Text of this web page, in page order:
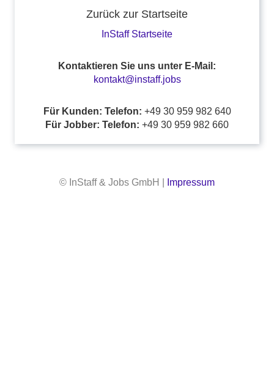
Zurück zur Startseite
InStaff Startseite
Kontaktieren Sie uns unter E-Mail:
kontakt@instaff.jobs
Für Kunden: Telefon: +49 30 959 982 640
Für Jobber: Telefon: +49 30 959 982 660
© InStaff & Jobs GmbH | Impressum